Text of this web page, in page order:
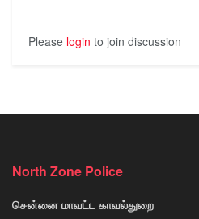
Please login to join discussion
North Zone Police
சென்னை மாவட்ட காவல்துறை